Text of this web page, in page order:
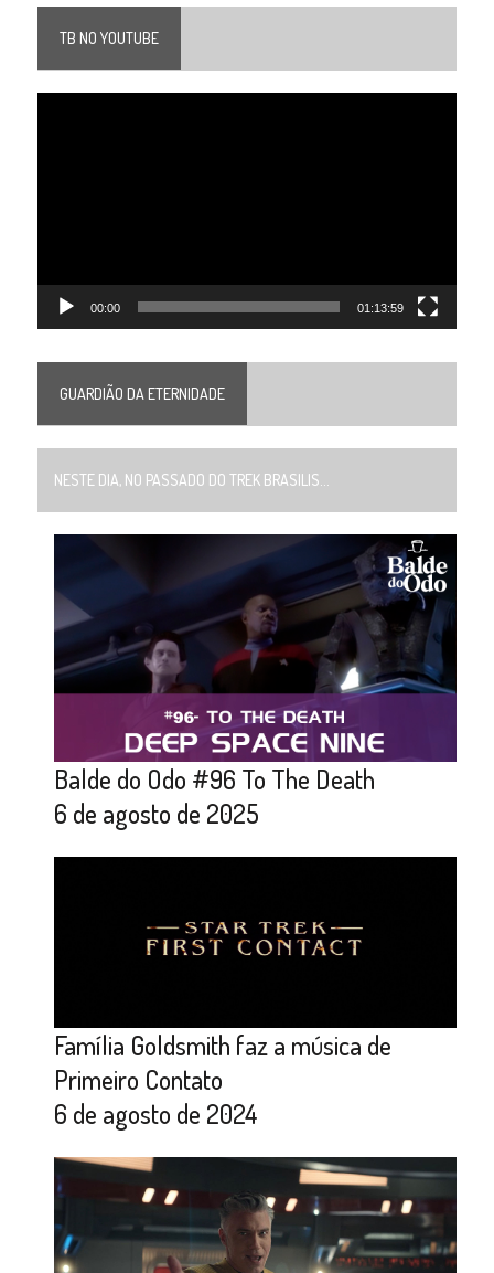
TB NO YOUTUBE
00:00 01:13:59
GUARDIÃO DA ETERNIDADE
NESTE DIA, NO PASSADO DO TREK BRASILIS...
Balde do Odo #96 To The Death
6 de agosto de 2025
Família Goldsmith faz a música de
Primeiro Contato
6 de agosto de 2024